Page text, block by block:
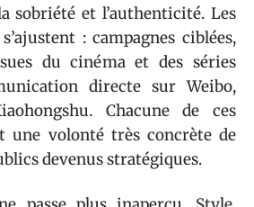
sobriété et l’authenticité. Les
: campagnes ciblées,
du cinéma et des séries
directe sur Weibo,
Chacune de ces
volonté très concrète de
devenus stratégiques.